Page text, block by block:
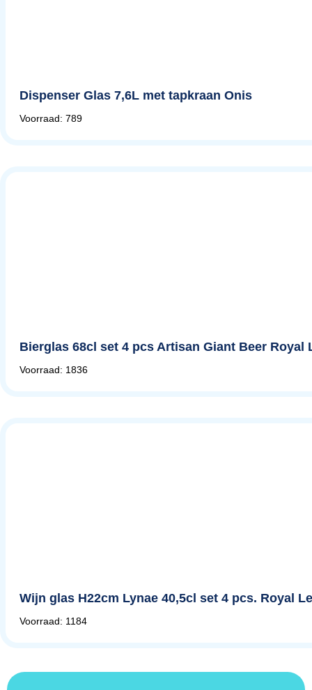
Dispenser Glas 7,6L met tapkraan Onis
Voorraad: 789
Bierglas 68cl set 4 pcs Artisan Giant Beer Royal
Voorraad: 1836
Wijn glas H22cm Lynae 40,5cl set 4 pcs. Royal
Voorraad: 1184